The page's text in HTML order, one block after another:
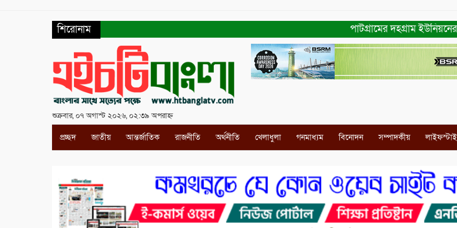
শিরোনাম পাটগ্রামের দহগ্রাম ইউনিয়নের
শুক্রবার, ০৭ অগাস্ট ২০২৬, ০২:৩৯ অপরাহ্ন
প্রচ্ছদ জাতীয় আন্তর্জাতিক রাজনীতি অর্থনীতি খেলাধুলা গনমাধ্যম বিনোদন সম্পাদকীয়